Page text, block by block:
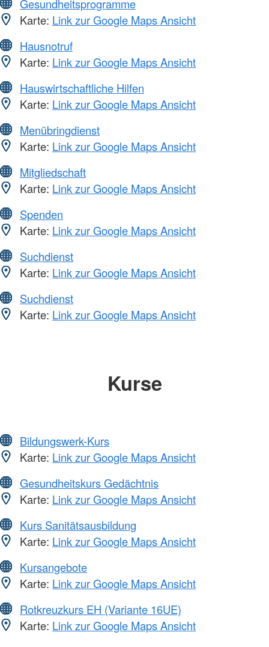
Gesundheitsprogramme
Karte: Link zur Google Maps Ansicht
Hausnotruf
Karte: Link zur Google Maps Ansicht
Hauswirtschaftliche Hilfen
Karte: Link zur Google Maps Ansicht
Menübringdienst
Karte: Link zur Google Maps Ansicht
Mitgliedschaft
Karte: Link zur Google Maps Ansicht
Spenden
Karte: Link zur Google Maps Ansicht
Suchdienst
Karte: Link zur Google Maps Ansicht
Suchdienst
Karte: Link zur Google Maps Ansicht
Kurse
Bildungswerk-Kurs
Karte: Link zur Google Maps Ansicht
Gesundheitskurs Gedächtnis
Karte: Link zur Google Maps Ansicht
Kurs Sanitätsausbildung
Karte: Link zur Google Maps Ansicht
Kursangebote
Karte: Link zur Google Maps Ansicht
Rotkreuzkurs EH (Variante 16UE)
Karte: Link zur Google Maps Ansicht